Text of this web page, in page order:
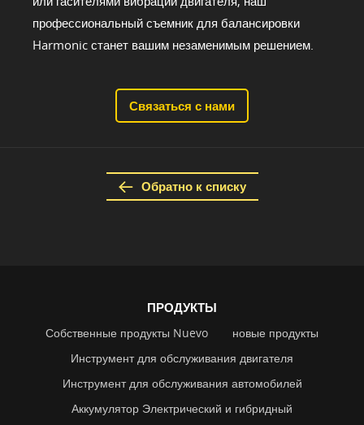
профессиональный съемник для балансировки
Harmonic станет вашим незаменимым решением.
Связаться с нами
Обратно к списку
ПРОДУКТЫ
Собственные продукты Nuevo
новые продукты
Инструмент для обслуживания двигателя
Инструмент для обслуживания автомобилей
Аккумулятор Электрический и гибридный